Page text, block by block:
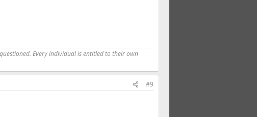
Every individual is entitled to their own
#9